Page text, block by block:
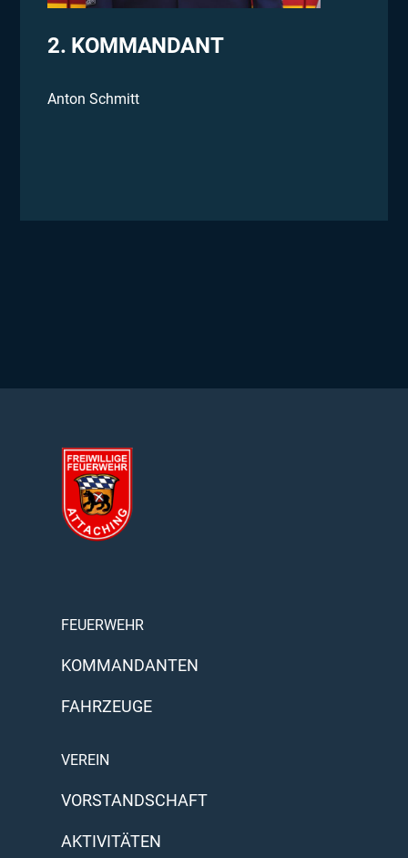
2. KOMMANDANT
Anton Schmitt
FEUERWEHR
KOMMANDANTEN
FAHRZEUGE
VEREIN
VORSTANDSCHAFT
AKTIVITÄTEN